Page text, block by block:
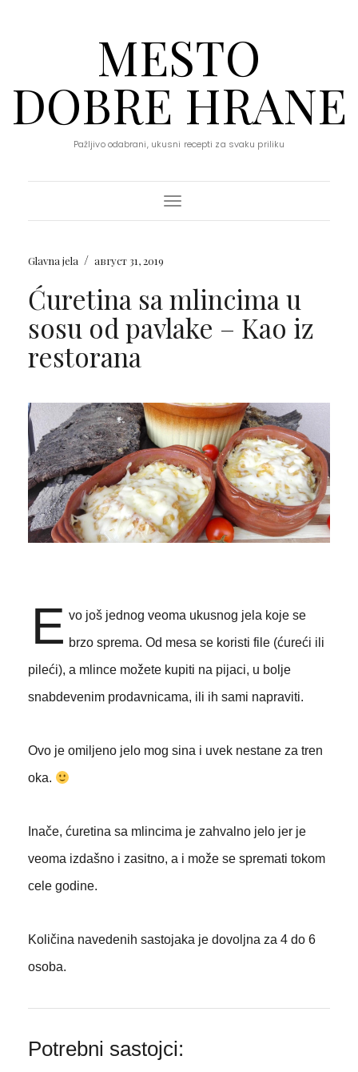
MESTO
DOBRE HRANE
Pažljivo odabrani, ukusni recepti za svaku priliku
Toggle Navigation
Glavna jela / август 31, 2019
Ćuretina sa mlincima u
sosu od pavlake – Kao iz
restorana
E vo još jednog veoma ukusnog jela koje se
brzo sprema. Od mesa se koristi file (ćureći ili
pileći), a mlince možete kupiti na pijaci, u bolje
snabdevenim prodavnicama, ili ih sami napraviti.
Ovo je omiljeno jelo mog sina i uvek nestane za tren
oka.
Inače, ćuretina sa mlincima je zahvalno jelo jer je
veoma izdašno i zasitno, a i može se spremati tokom
cele godine.
Količina navedenih sastojaka je dovoljna za 4 do 6
osoba.
Potrebni sastojci: